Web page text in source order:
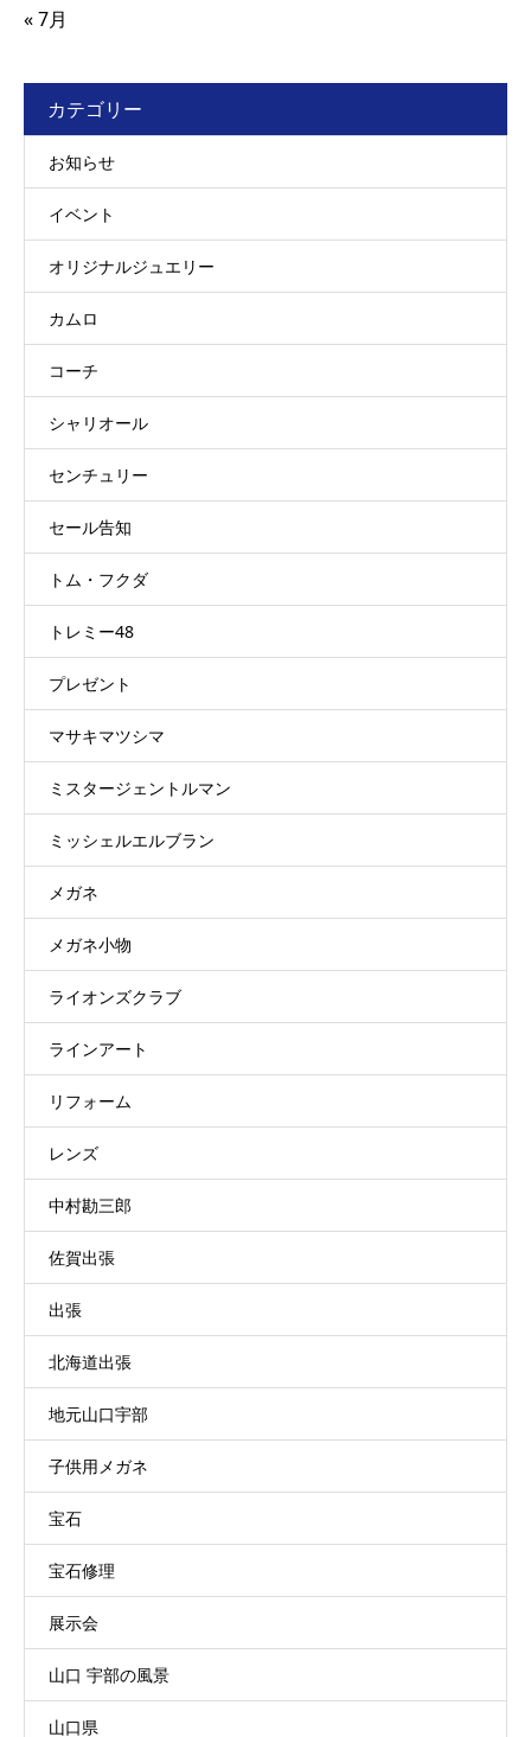
« 7月
カテゴリー
お知らせ
イベント
オリジナルジュエリー
カムロ
コーチ
シャリオール
センチュリー
セール告知
トム・フクダ
トレミー48
プレゼント
マサキマツシマ
ミスタージェントルマン
ミッシェルエルブラン
メガネ
メガネ小物
ライオンズクラブ
ラインアート
リフォーム
レンズ
中村勘三郎
佐賀出張
出張
北海道出張
地元山口宇部
子供用メガネ
宝石
宝石修理
展示会
山口 宇部の風景
山口県